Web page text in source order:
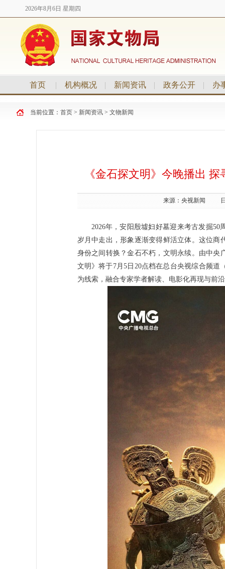
2026年8月6日 星期四
首页 | 机构概况 | 新闻资讯 | 政务公开 | 办
当前位置： 首页 > 新闻资讯 > 文物新闻
《金石探文明》今晚播出
来源： 央视新闻
2026年，安阳殷墟妇好墓迎来考古发掘
岁月中走出，形象逐渐变得鲜活立体。这位
身份之间转换？金石不朽，文明永续。由中
文明》将于7月5日20点档在总台央视综合频道
为线索，融合专家学者解读、电影化再现与前